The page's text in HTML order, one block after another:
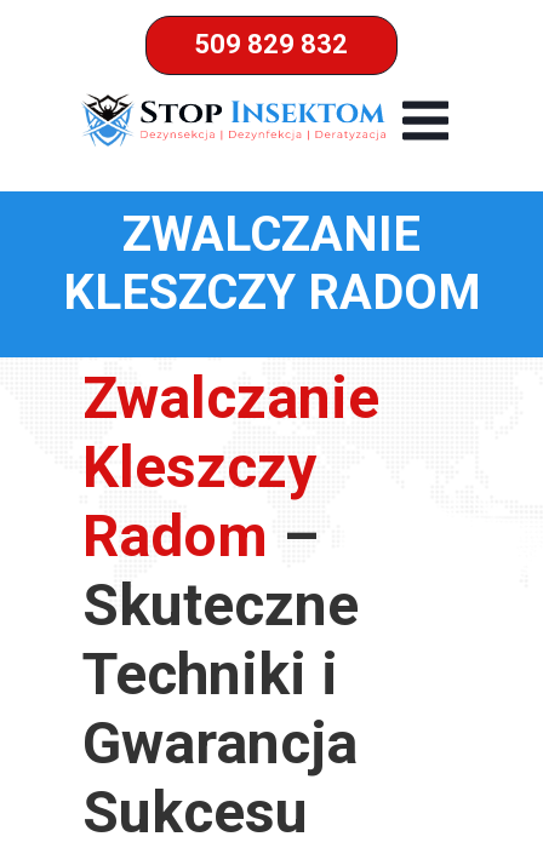
Zwalczanie
Kleszczy
Radom –
Skuteczne
Techniki i
Gwarancja
Sukcesu
ZWALCZANIE
KLESZCZY RADOM
509 829 832